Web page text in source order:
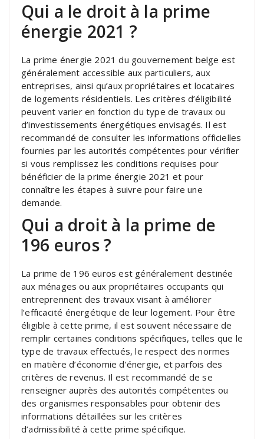
Qui a le droit à la prime
énergie 2021 ?
La prime énergie 2021 du gouvernement belge est
généralement accessible aux particuliers, aux
entreprises, ainsi qu’aux propriétaires et locataires
de logements résidentiels. Les critères d’éligibilité
peuvent varier en fonction du type de travaux ou
d’investissements énergétiques envisagés. Il est
recommandé de consulter les informations officielles
fournies par les autorités compétentes pour vérifier
si vous remplissez les conditions requises pour
bénéficier de la prime énergie 2021 et pour
connaître les étapes à suivre pour faire une
demande.
Qui a droit à la prime de
196 euros ?
La prime de 196 euros est généralement destinée
aux ménages ou aux propriétaires occupants qui
entreprennent des travaux visant à améliorer
l’efficacité énergétique de leur logement. Pour être
éligible à cette prime, il est souvent nécessaire de
remplir certaines conditions spécifiques, telles que le
type de travaux effectués, le respect des normes
en matière d’économie d’énergie, et parfois des
critères de revenus. Il est recommandé de se
renseigner auprès des autorités compétentes ou
des organismes responsables pour obtenir des
informations détaillées sur les critères
d’admissibilité à cette prime spécifique.